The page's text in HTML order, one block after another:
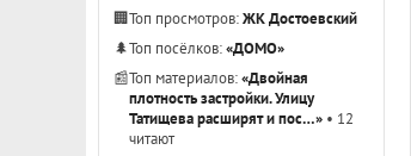
🏢Топ просмотров:ЖК Достоевский
🌲Топ посёлков:«ДОМО»
📰Топ материалов:«Двойная
плотность застройки. Улицу
Татищева расширят и пос…» • 12
читают